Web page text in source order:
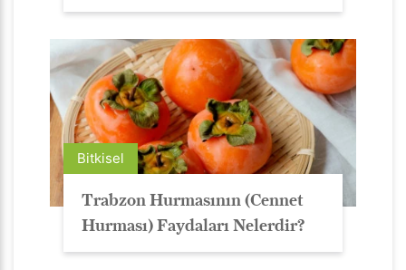
Bitkisel
Trabzon Hurmasının (Cennet
Hurması) Faydaları Nelerdir?